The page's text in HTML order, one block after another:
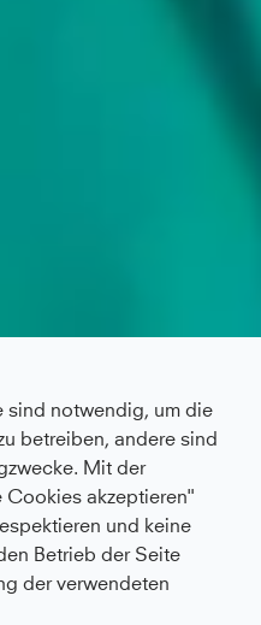
sind notwendig, um die
betreiben, andere sind
Mit der
Cookies akzeptieren"
und keine
Betrieb der Seite
der verwendeten